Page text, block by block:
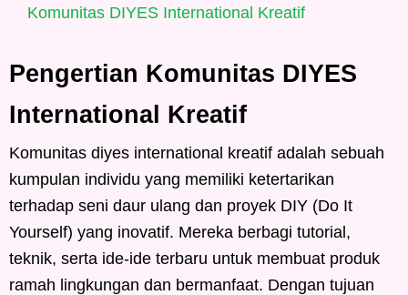
Komunitas DIYES International Kreatif
Pengertian Komunitas DIYES
International Kreatif
Komunitas diyes international kreatif adalah sebuah
kumpulan individu yang memiliki ketertarikan
terhadap seni daur ulang dan proyek DIY (Do It
Yourself) yang inovatif. Mereka berbagi tutorial,
teknik, serta ide-ide terbaru untuk membuat produk
ramah lingkungan dan bermanfaat. Dengan tujuan